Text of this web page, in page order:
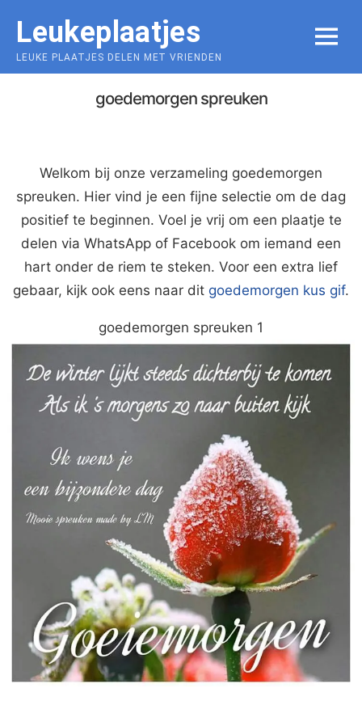
content
Leukeplaatjes
LEUKE PLAATJES DELEN MET VRIENDEN
MENU
goedemorgen spreuken
Welkom bij onze verzameling goedemorgen
spreuken. Hier vind je een fijne selectie om de dag
positief te beginnen. Voel je vrij om een plaatje te
delen via WhatsApp of Facebook om iemand een
hart onder de riem te steken. Voor een extra lief
gebaar, kijk ook eens naar dit goedemorgen kus gif.
goedemorgen spreuken 1